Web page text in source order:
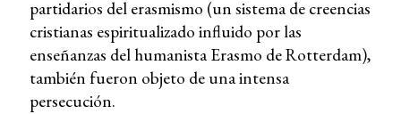
partidarios del erasmismo (un sistema de creencias
cristianas espiritualizado influido por las
enseñanzas del humanista Erasmo de Rotterdam),
también fueron objeto de una intensa
persecución.